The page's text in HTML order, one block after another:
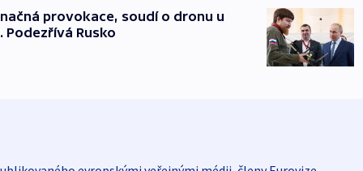
provokace, soudí o dronu u
Podezřívá Rusko